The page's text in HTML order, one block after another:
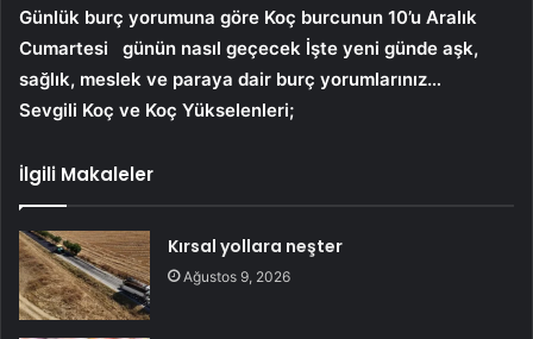
Günlük burç yorumuna göre Koç burcunun 10’u Aralık
Cumartesi
günün nasıl geçecek İşte yeni günde aşk,
sağlık, meslek ve paraya dair burç yorumlarınız…
Sevgili Koç ve Koç Yükselenleri;
İlgili Makaleler
Kırsal yollara neşter
Ağustos 9, 2026